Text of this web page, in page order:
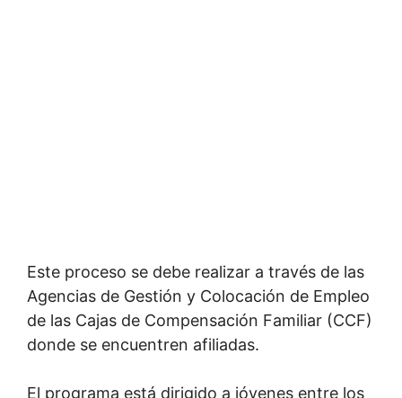
Este proceso se debe realizar a través de las
Agencias de Gestión y Colocación de Empleo
de las Cajas de Compensación Familiar (CCF)
donde se encuentren afiliadas.
El programa está dirigido a jóvenes entre los